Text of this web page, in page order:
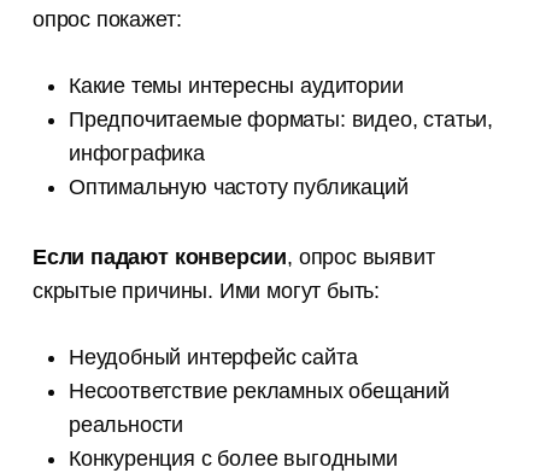
опрос покажет:
Какие темы интересны аудитории
Предпочитаемые форматы: видео, статьи,
инфографика
Оптимальную частоту публикаций
Если падают конверсии, опрос выявит
скрытые причины. Ими могут быть:
Неудобный интерфейс сайта
Несоответствие рекламных обещаний
реальности
Конкуренция с более выгодными